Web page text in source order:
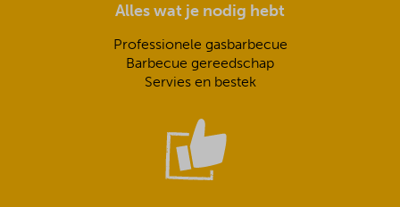
Alles wat je nodig hebt
Professionele gasbarbecue
Barbecue gereedschap
Servies en bestek